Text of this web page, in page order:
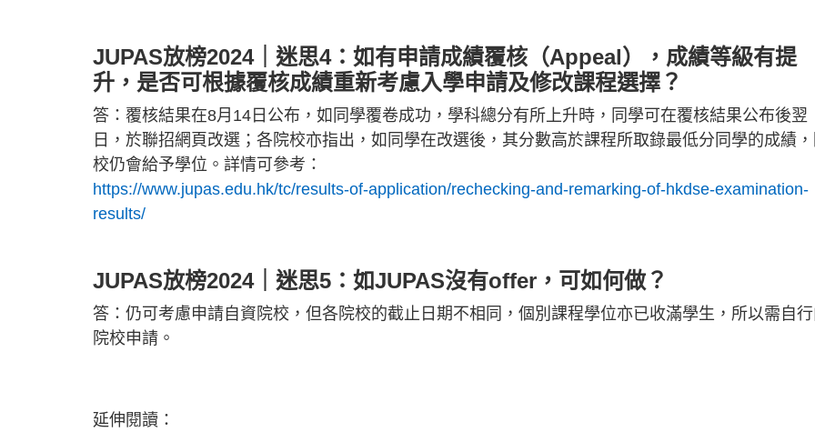
JUPAS放榜2024｜迷思4：如有申請成績覆核（Appeal），成績等級有提
升，是否可根據覆核成績重新考慮入學申請及修改課程選擇？
答：覆核結果在8月14日公布，如同學覆卷成功，學科總分有所上升時，同學可在覆核結果公布後翌
日，於聯招網頁改選；各院校亦指出，如同學在改選後，其分數高於課程所取錄最低分同學的成績
校仍會給予學位。詳情可參考：
https://www.jupas.edu.hk/tc/results-of-application/rechecking-and-remarking-of-hkdse-examination-
results/
JUPAS放榜2024｜迷思5：如JUPAS沒有offer，可如何做？
答：仍可考慮申請自資院校，但各院校的截止日期不相同，個別課程學位亦已收滿學生，所以需自
院校申請。
延伸閱讀：